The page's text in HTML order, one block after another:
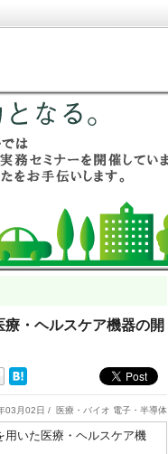
・ヘルスケア機器の開
03月02日 / 医療・バイオ 電子・半導体
用いた医療・ヘルスケア機